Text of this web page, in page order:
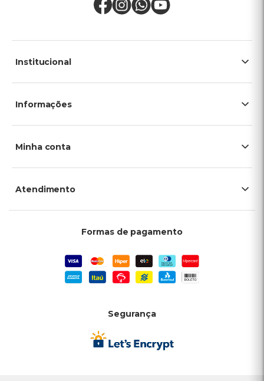
Institucional
Informações
Minha conta
Atendimento
Formas de pagamento
Segurança